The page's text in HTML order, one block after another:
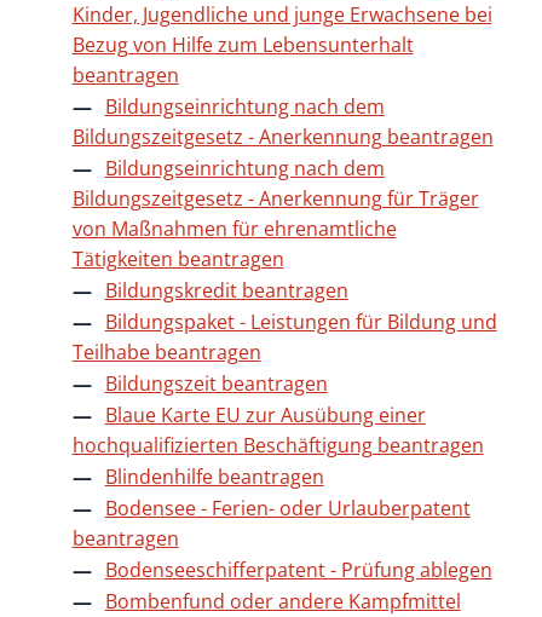
Kinder, Jugendliche und junge Erwachsene bei
Bezug von Hilfe zum Lebensunterhalt
beantragen
Bildungseinrichtung nach dem
Bildungszeitgesetz - Anerkennung beantragen
Bildungseinrichtung nach dem
Bildungszeitgesetz - Anerkennung für Träger
von Maßnahmen für ehrenamtliche
Tätigkeiten beantragen
Bildungskredit beantragen
Bildungspaket - Leistungen für Bildung und
Teilhabe beantragen
Bildungszeit beantragen
Blaue Karte EU zur Ausübung einer
hochqualifizierten Beschäftigung beantragen
Blindenhilfe beantragen
Bodensee - Ferien- oder Urlauberpatent
beantragen
Bodenseeschifferpatent - Prüfung ablegen
Bombenfund oder andere Kampfmittel